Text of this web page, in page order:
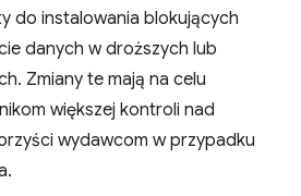
do instalowania blokujących
danych w droższych lub
Zmiany te mają na celu
większej kontroli nad
wydawcom w przypadku